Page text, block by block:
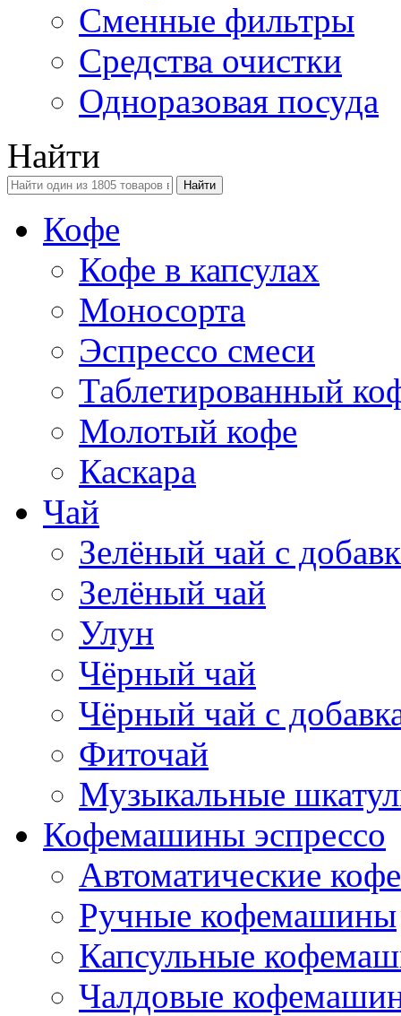
Сменные фильтры
Средства очистки
Одноразовая посуда
Найти
Кофе
Кофе в капсулах
Моносорта
Эспрессо смеси
Таблетированный
Молотый кофе
Каскара
Чай
Зелёный чай с
Зелёный чай
Улун
Чёрный чай
Чёрный чай с
Фиточай
Музыкальные
Кофемашины эспрессо
Автоматические
Ручные кофемашины
Капсульные
Чалдовые